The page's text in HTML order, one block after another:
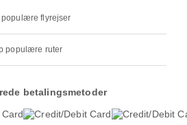
populære flyrejser
populære ruter
betalingsmetoder